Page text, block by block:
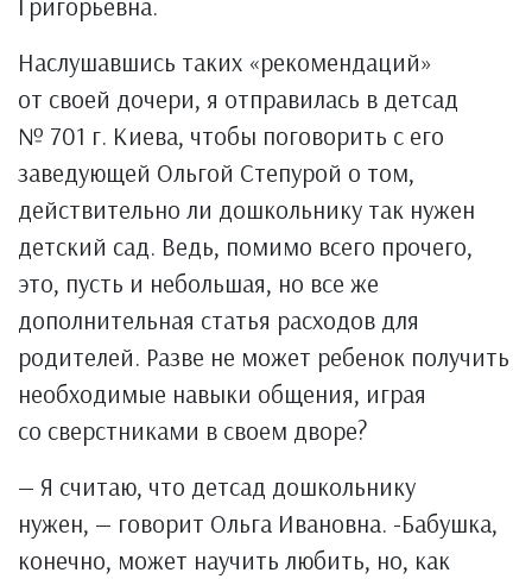
Наслушавшись таких «рекомендаций»
от своей дочери, я отправилась в детсад
№ 701 г. Киева, чтобы поговорить с его
заведующей Ольгой Степурой о том,
действительно ли дошкольнику так нужен
детский сад. Ведь, помимо всего прочего,
это, пусть и небольшая, но все же
дополнительная статья расходов для
родителей. Разве не может ребенок получить
необходимые навыки общения, играя
со сверстниками в своем дворе?
— Я считаю, что детсад дошкольнику
нужен, — говорит Ольга Ивановна. -Бабушка,
конечно, может научить любить, но, как